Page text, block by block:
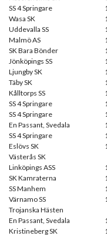
SS 4 Springare
Wasa SK
Uddevalla SS
Malmö AS
SK Bara Bönder
Jönköpings SS
Ljungby SK
Täby SK
Kålltorps SS
SS 4 Springare
SS 4 Springare
En Passant, Svedala
SS 4 Springare
Eslövs SK
Västerås SK
Linköpings ASS
SK Kamraterna
SS Manhem
Värnamo SS
Trojanska Hästen
En Passant, Svedala
Kristineberg SK